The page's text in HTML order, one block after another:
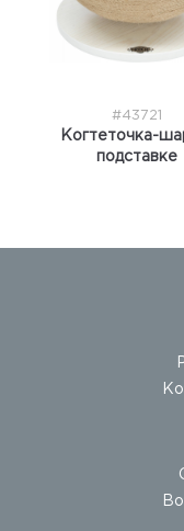
#43721
Когтеточка-
подставке